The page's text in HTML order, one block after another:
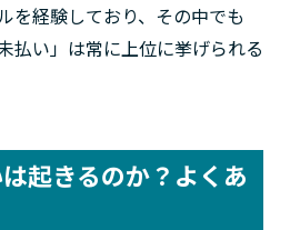
を経験しており、その中でも
払い」は常に上位に挙げられる
起きるのか？よくあ